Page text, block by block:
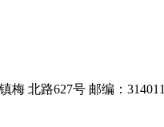
梅 北路627号 邮编：314011